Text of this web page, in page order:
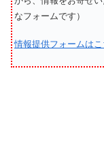
なフォームです）
情報提供フォームはこ